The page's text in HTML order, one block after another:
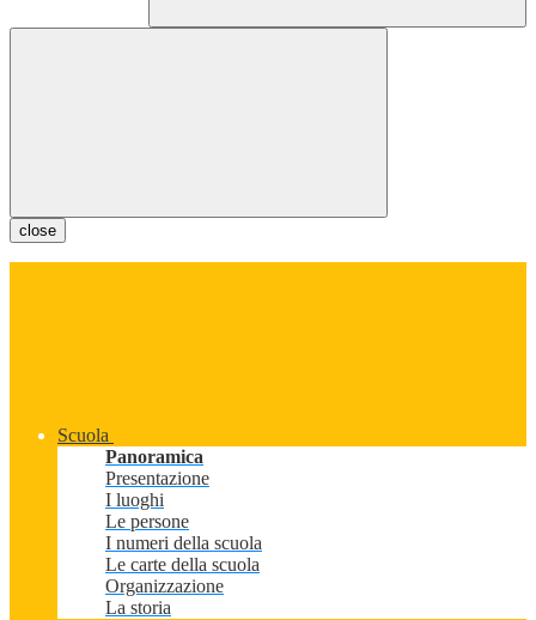
close
Scuola
Panoramica
Presentazione
I luoghi
Le persone
I numeri della scuola
Le carte della scuola
Organizzazione
La storia